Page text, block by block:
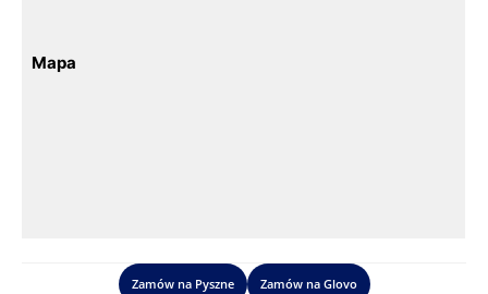
Mapa
Zamów na Pyszne Zamów na Glovo